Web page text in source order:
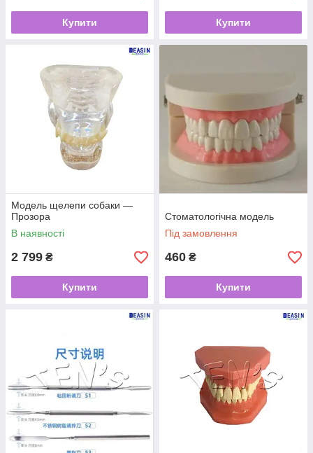
Купити Купити
Модель щелепи собаки —
Прозора
В наявності
2 799 ₴
Купити
Стоматологічна модель
Під замовлення
460 ₴
Купити